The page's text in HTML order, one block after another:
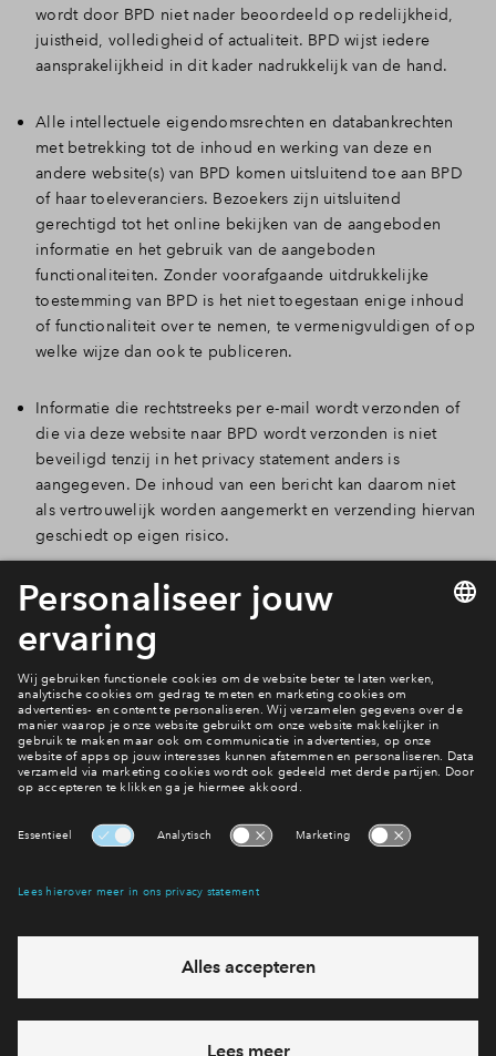
wordt door BPD niet nader beoordeeld op redelijkheid,
juistheid, volledigheid of actualiteit. BPD wijst iedere
aansprakelijkheid in dit kader nadrukkelijk van de hand.
Alle intellectuele eigendomsrechten en databankrechten
met betrekking tot de inhoud en werking van deze en
andere website(s) van BPD komen uitsluitend toe aan BPD
of haar toeleveranciers. Bezoekers zijn uitsluitend
gerechtigd tot het online bekijken van de aangeboden
informatie en het gebruik van de aangeboden
functionaliteiten. Zonder voorafgaande uitdrukkelijke
toestemming van BPD is het niet toegestaan enige inhoud
of functionaliteit over te nemen, te vermenigvuldigen of op
welke wijze dan ook te publiceren.
Informatie die rechtstreeks per e-mail wordt verzonden of
die via deze website naar BPD wordt verzonden is niet
beveiligd tenzij in het privacy statement anders is
aangegeven. De inhoud van een bericht kan daarom niet
als vertrouwelijk worden aangemerkt en verzending hiervan
geschiedt op eigen risico.
Deze website richt zich uitsluitend op Nederland en de
Nederlandse markt(en) tenzij anders is vermeld. Op deze
website, deze disclaimer en het privacy statement is
© 2022 BPD Europe BV
Interesse? Meld je dan snel aan
Hiermee blijf je op de hoogte van het belangrijkste nieuws en
Ja, ik wil mij aanmelden